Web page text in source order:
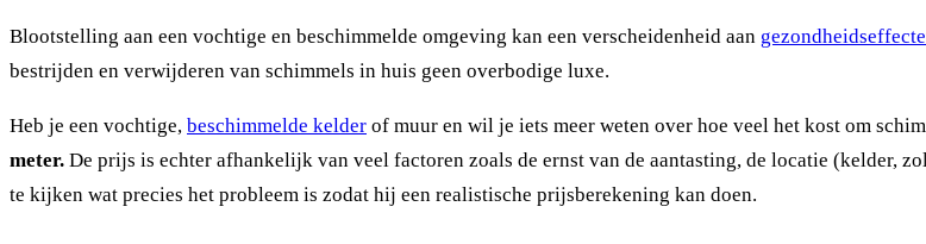
Blootstelling aan een vochtige en beschimmelde omgeving kan een verscheidenheid aan
bestrijden en verwijderen van schimmels in huis geen overbodige luxe.
Heb je een vochtige, beschimmelde kelder of muur en wil je iets meer weten over hoe veel het kost om
meter. De prijs is echter afhankelijk van veel factoren zoals de ernst van de aantasting, de locatie (kelder,
te kijken wat precies het probleem is zodat hij een realistische prijsberekening kan doen.